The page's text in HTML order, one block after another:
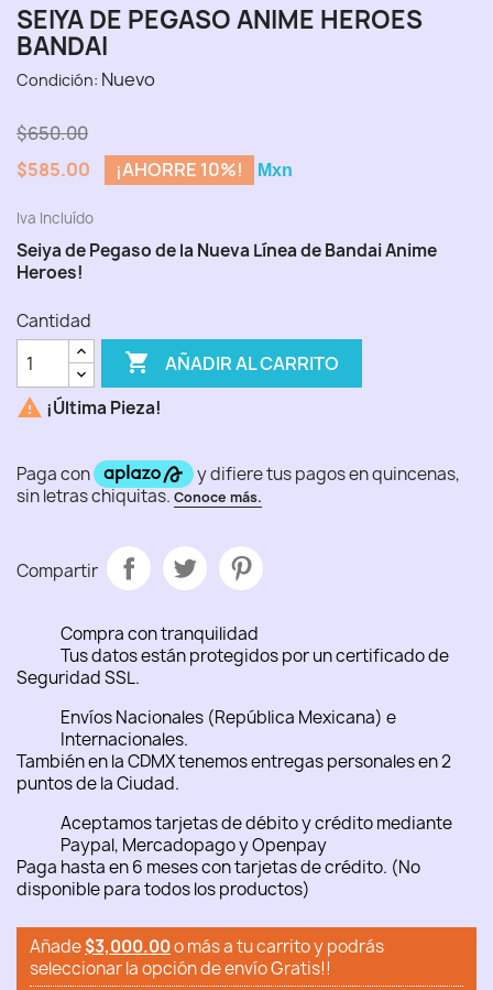
SEIYA DE PEGASO ANIME HEROES
BANDAI
Condición: Nuevo
$650.00
$585.00
¡AHORRE 10%! Mxn
Iva Incluído
Seiya de Pegaso de la Nueva Línea de Bandai Anime
Heroes!
Cantidad
 AÑADIR AL CARRITO
 ¡Última Pieza!
Compartir
Compra con tranquilidad
Tus datos están protegidos por un certificado de
Seguridad SSL.
Envíos Nacionales (República Mexicana) e
Internacionales.
También en la CDMX tenemos entregas personales en 2
puntos de la Ciudad.
Aceptamos tarjetas de débito y crédito mediante
Paypal, Mercadopago y Openpay
Paga hasta en 6 meses con tarjetas de crédito. (No
disponible para todos los productos)
Añade$3,000.00o más a tu carrito y podrás
seleccionar la opción de envío Gratis!!